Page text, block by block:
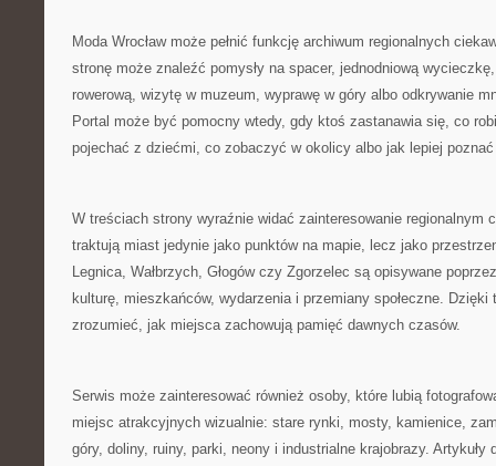
Moda Wrocław może pełnić funkcję archiwum regionalnych
stronę może znaleźć pomysły na spacer, jednodniową
rowerową, wizytę w muzeum, wyprawę w góry albo odkrywanie
Portal może być pomocny wtedy, gdy ktoś zastanawia się, co
pojechać z dziećmi, co zobaczyć w okolicy albo jak lepiej
W treściach strony wyraźnie widać zainteresowanie regionalnym
traktują miast jedynie jako punktów na mapie, lecz jako
Legnica, Wałbrzych, Głogów czy Zgorzelec są opisywane
kulturę, mieszkańców, wydarzenia i przemiany społeczne.
zrozumieć, jak miejsca zachowują pamięć dawnych czasów.
Serwis może zainteresować również osoby, które lubią
miejsc atrakcyjnych wizualnie: stare rynki, mosty, kamienice,
góry, doliny, ruiny, parki, neony i industrialne krajobrazy. Artykuły